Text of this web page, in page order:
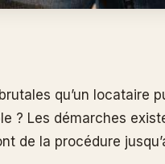
qu’un
? Les démarches
de la procédure